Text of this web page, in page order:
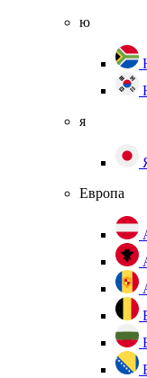
ю
я
Европа